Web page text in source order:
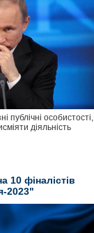
публічні особистості,
діяльність
10 фіналістів
2023"